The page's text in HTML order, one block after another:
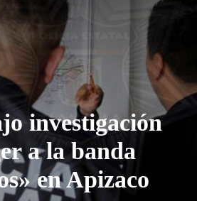
investigación
a la banda
en Apizaco